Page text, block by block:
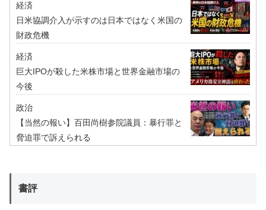
経済
日米協調介入が示すのは日本ではなく米国の
財政危機
経済
巨大IPOが殺した米株市場と世界金融市場の
今後
政治
【当然の報い】百田尚樹参院議員：暴行罪と
脅迫罪で訴えられる
書評